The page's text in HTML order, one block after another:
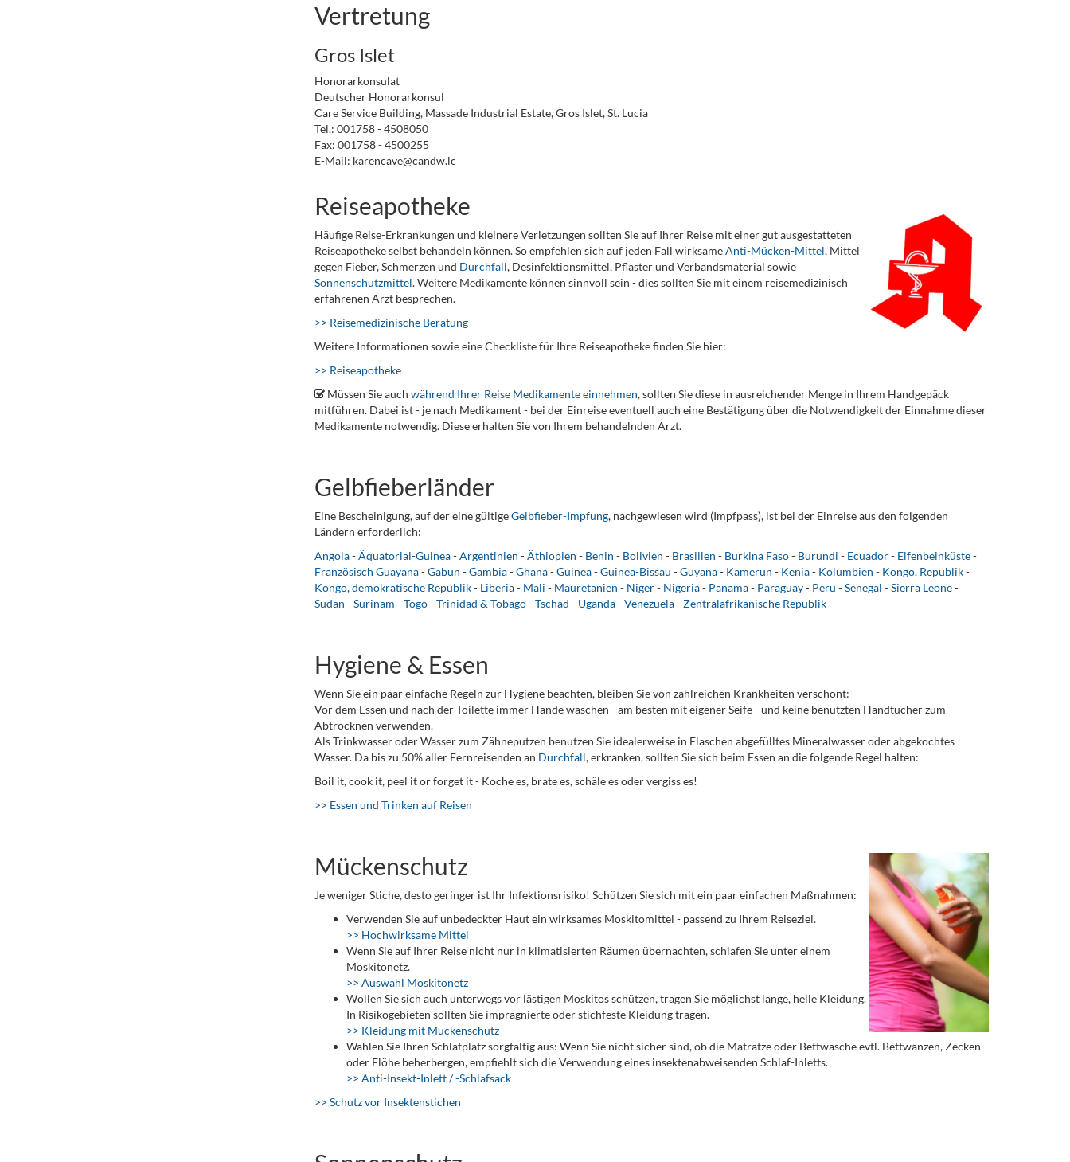
Vertretung
Gros Islet
Honorarkonsulat
Deutscher Honorarkonsul
Care Service Building, Massade Industrial Estate, Gros Islet, St. Lucia
Tel.: 001758 - 4508050
Fax: 001758 - 4500255
E-Mail: karencave@candw.lc
Reiseapotheke
Häufige Reise-Erkrankungen und kleinere Verletzungen sollten Sie auf Ihrer Reise mit einer gut ausgestatteten
Reiseapotheke selbst behandeln können. So empfehlen sich auf jeden Fall wirksameAnti-Mücken-Mittel, Mittel
gegen Fieber, Schmerzen und Durchfall, Desinfektionsmittel, Pflaster und Verbandsmaterial sowie
Sonnenschutzmittel. Weitere Medikamente können sinnvoll sein - dies sollten Sie mit einem reisemedizinisch
erfahrenen Arzt besprechen.
>> Reisemedizinische Beratung
Weitere Informationen sowie eine Checkliste für Ihre Reiseapotheke finden Sie hier:
>> Reiseapotheke
Müssen Sie auch während Ihrer Reise Medikamente einnehmen, sollten Sie diese in ausreichender Menge in Ihrem Handgepäck
mitführen. Dabei ist - je nach Medikament - bei der Einreise eventuell auch eine Bestätigung über die Notwendigkeit der Einnahme dieser
Medikamente notwendig. Diese erhalten Sie von Ihrem behandelnden Arzt.
Gelbfieberländer
Eine Bescheinigung, auf der eine gültigeGelbfieber-Impfung, nachgewiesen wird (Impfpass), ist bei der Einreise aus den folgenden
Ländern erforderlich:
Angola-Äquatorial-Guinea-Argentinien -Äthiopien - Benin - Bolivien - Brasilien - Burkina Faso- Burundi - Ecuador- Elfenbeinküste-
Französisch Guayana-Gabun -Gambia-Ghana-Guinea-Guinea-Bissau -Guyana- Kamerun - Kenia- Kolumbien - Kongo, Republik-
Kongo, demokratische Republik- Liberia- Mali - Mauretanien - Niger- Nigeria- Panama- Paraguay- Peru -Senegal -Sierra Leone-
Sudan -Surinam -Togo-Trinidad & Tobago-Tschad - Uganda-Venezuela-Zentralafrikanische Republik
Hygiene & Essen
Wenn Sie ein paar einfache Regeln zur Hygiene beachten, bleiben Sie von zahlreichen Krankheiten verschont:
Vor dem Essen und nach der Toilette immer Hände waschen - am besten mit eigener Seife - und keine benutzten Handtücher zum
Abtrocknen verwenden.
Als Trinkwasser oder Wasser zum Zähneputzen benutzen Sie idealerweise in Flaschen abgefülltes Mineralwasser oder abgekochtes
Wasser. Da bis zu 50% aller Fernreisenden an Durchfall, erkranken, sollten Sie sich beim Essen an die folgende Regel halten:
Boil it, cook it, peel it or forget it - Koche es, brate es, schäle es oder vergiss es!
>> Essen und Trinken auf Reisen
Mückenschutz
Je weniger Stiche, desto geringer ist Ihr Infektionsrisiko! Schützen Sie sich mit ein paar einfachen Maßnahmen:
Verwenden Sie auf unbedeckter Haut ein wirksames Moskitomittel - passend zu Ihrem Reiseziel.
>> Hochwirksame Mittel
Wenn Sie auf Ihrer Reise nicht nur in klimatisierten Räumen übernachten, schlafen Sie unter einem
Moskitonetz.
>> Auswahl Moskitonetz
Wollen Sie sich auch unterwegs vor lästigen Moskitos schützen, tragen Sie möglichst lange, helle Kleidung.
In Risikogebieten sollten Sie imprägnierte oder stichfeste Kleidung tragen.
>> Kleidung mit Mückenschutz
Wählen Sie Ihren Schlafplatz sorgfältig aus: Wenn Sie nicht sicher sind, ob die Matratze oder Bettwäsche evtl. Bettwanzen, Zecken
oder Flöhe beherbergen, empfiehlt sich die Verwendung eines insektenabweisenden Schlaf-Inletts.
>> Anti-Insekt-Inlett / -Schlafsack
>> Schutz vor Insektenstichen